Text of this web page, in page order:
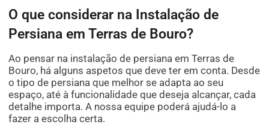
O que considerar na Instalação de
Persiana em Terras de Bouro?
Ao pensar na instalação de persiana em Terras de
Bouro, há alguns aspetos que deve ter em conta. Desde
o tipo de persiana que melhor se adapta ao seu
espaço, até à funcionalidade que deseja alcançar, cada
detalhe importa. A nossa equipe poderá ajudá-lo a
fazer a escolha certa.